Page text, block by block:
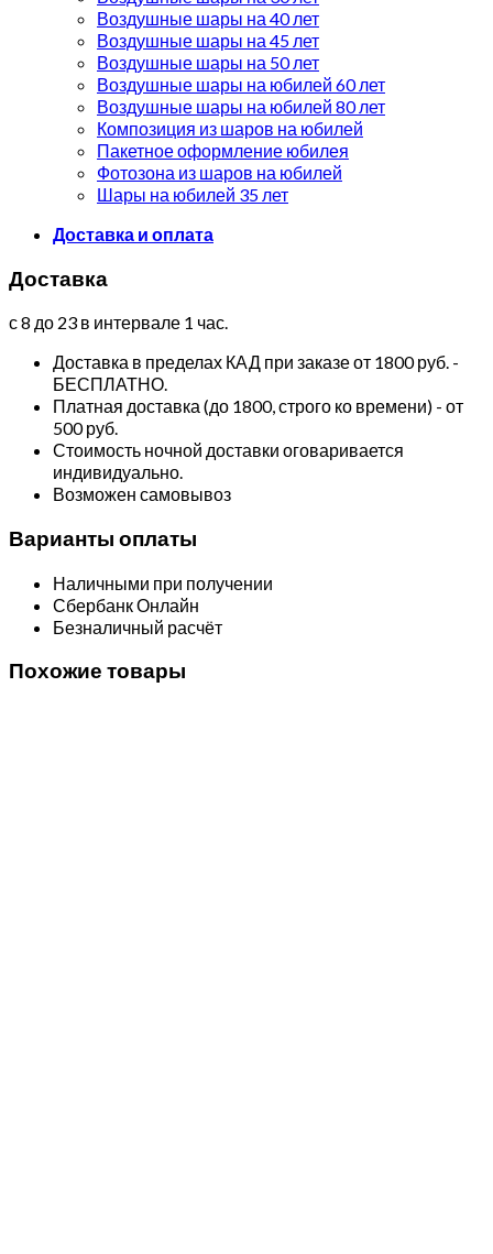
Воздушные шары на 40 лет
Воздушные шары на 45 лет
Воздушные шары на 50 лет
Воздушные шары на юбилей 60 лет
Воздушные шары на юбилей 80 лет
Композиция из шаров на юбилей
Пакетное оформление юбилея
Фотозона из шаров на юбилей
Шары на юбилей 35 лет
Доставка и оплата
Доставка
с 8 до 23 в интервале 1 час.
Доставка в пределах КАД при заказе от 1800 руб. -
БЕСПЛАТНО.
Платная доставка (до 1800, строго ко времени) - от
500 руб.
Стоимость ночной доставки оговаривается
индивидуально.
Возможен самовывоз
Варианты оплаты
Наличными при получении
Сбербанк Онлайн
Безналичный расчёт
Похожие товары